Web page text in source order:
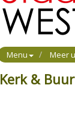
Menu Meer
Kerk &